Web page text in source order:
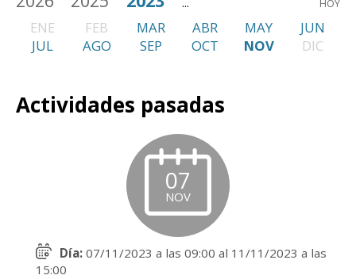
HOY
ENE FEB MAR ABR MAY
JUN
JUL
AGO SEP OCT NOV DIC
Actividades pasadas
07
NOV
Día: 07/11/2023 a las 09:00 al 11/11/2023 a las
15:00